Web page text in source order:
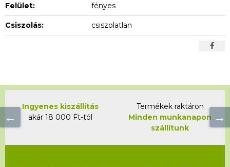
Felület: fényes
Csiszolás: csiszolatlan
Ingyenes kiszállítás
akár 18 000 Ft-tól
Termékek raktáron
Minden munkanapon
szállítunk